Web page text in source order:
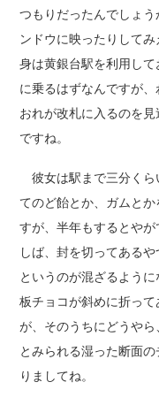
つもりだったんでしょ
ンドウに映ったりして
身は黄銀台駅を利用し
に乗るはずなんですが、
おれが改札に入るのを
ですね。
彼女は駅まで三分くら
てのど飴とか、ガムと
すが、半年もするとや
しば、封を切ってある
というのが混ざるよう
板チョコが斜めに折っ
が、そのうちにどうや
とみられる湿った断面
りましてね。